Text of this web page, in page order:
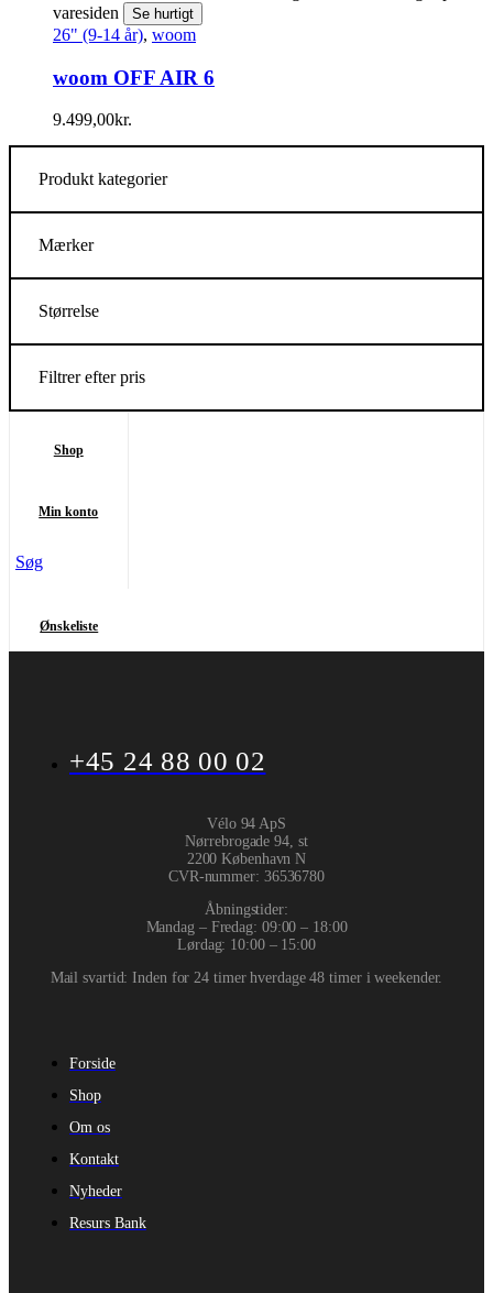
varesiden
Se hurtigt
26" (9-14 år), woom
woom OFF AIR 6
9.499,00kr.
Produkt kategorier
Mærker
Størrelse
Filtrer efter pris
Shop
Min konto
Søg
Ønskeliste
+45 24 88 00 02
Vélo 94 ApS
Nørrebrogade 94, st
2200 København N
CVR-nummer: 36536780
Åbningstider:
Mandag – Fredag: 09:00 – 18:00
Lørdag: 10:00 – 15:00
Mail svartid: Inden for 24 timer hverdage 48 timer i weekender.
Forside
Shop
Om os
Kontakt
Nyheder
Resurs Bank